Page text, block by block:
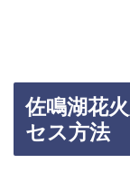
佐鳴湖花
セス方法